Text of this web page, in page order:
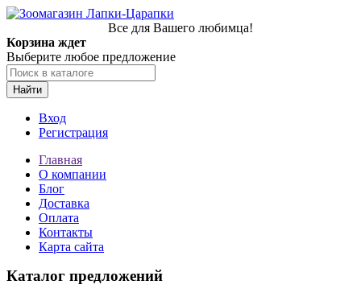
Все для Вашего любимца!
Корзина ждет
Выберите любое предложение
Найти
Вход
Регистрация
Главная
О компании
Блог
Доставка
Оплата
Контакты
Карта сайта
Каталог предложений